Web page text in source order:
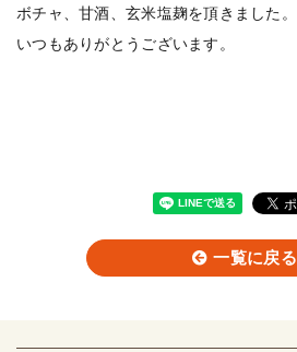
ボチャ、甘酒、玄米塩麹を頂きました。
いつもありがとうございます。
一覧に戻る